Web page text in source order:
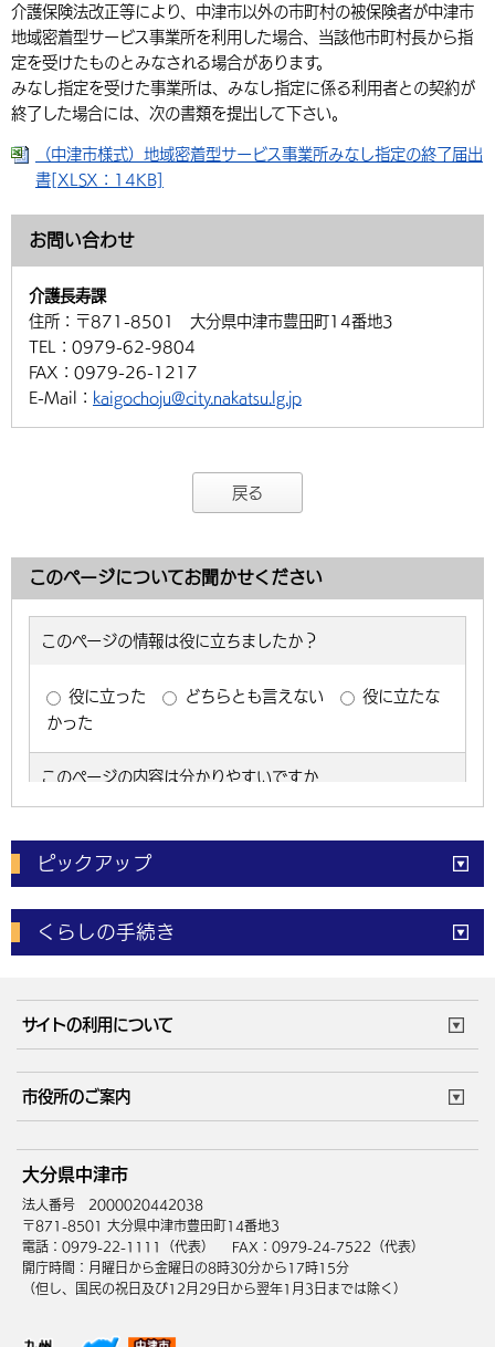
介護保険法改正等により、中津市以外の市町村の被保険者が中津市
地域密着型サービス事業所を利用した場合、当該他市町村長から指
定を受けたものとみなされる場合があります。
みなし指定を受けた事業所は、みなし指定に係る利用者との契約が
終了した場合には、次の書類を提出して下さい。
（中津市様式）地域密着型サービス事業所みなし指定の終了届出
書[XLSX：14KB]
お問い合わせ
介護長寿課
住所： 〒871-8501 大分県中津市豊田町14番地3
TEL： 0979-62-9804
FAX： 0979-26-1217
E-Mail： kaigochoju@city.nakatsu.lg.jp
戻る
このページについてお聞かせください
ピックアップ
電子申請 窓口の混雑状況
体育施設予約状況 ご意見・ご要望
くらしの手続き
成人・仕事
住まい・引越 ごみ・環境
健康・医療 障がい・福祉
高齢・介護
サイトの利用について
サイトマップ
市役所のご案内
庁舎地図 組織案内
中津市へのアクセス
大分県中津市
法人番号 2000020442038
〒871-8501 大分県中津市豊田町14番地3
電話：0979-22-1111（代表）
FAX：0979-24-7522（代表）
開庁時間：月曜日から金曜日の8時30分から17時15分
（但し、国民の祝日及び12月29日から翌年1月3日までは除く）